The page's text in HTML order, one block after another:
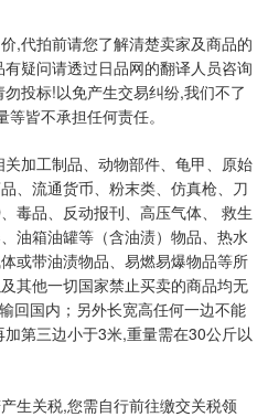
,代拍前请您了解清楚卖家及商品的
疑问请透过日品网的翻译人员咨询
勿投标! 以免产生交易纠纷,我们不了
等皆不承担任何责任。
关加工制品、动物部件、龟甲、原始
、流通货币、粉末类、仿真枪、刀
、毒品、反动报刊、高压气体、
救生
油箱油罐等（含油渍）物品、热水
或带油渍物品、易燃易爆物品等所
其他一切国家禁止买卖的商品均无
回国内；另外长宽高任何一边不能
加第三边小于3米,重量需在30公斤以
生关税,您需自行前往缴交关税领